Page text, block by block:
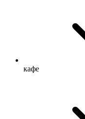
кафе